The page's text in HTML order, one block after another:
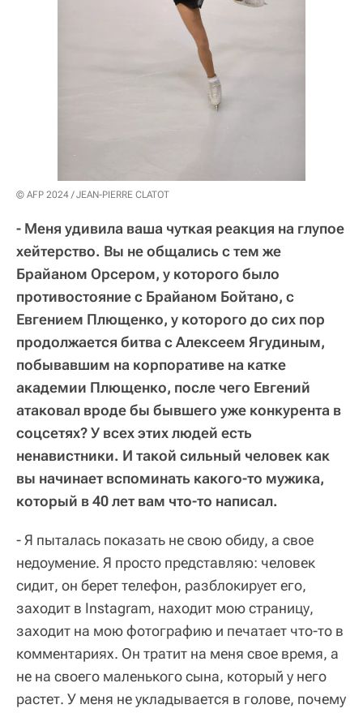
© AFP 2024 / JEAN-PIERRE CLATOT
- Меня удивила ваша чуткая реакция на глупое
хейтерство. Вы не общались с тем же
Брайаном Орсером, у которого было
противостояние с Брайаном Бойтано, с
Евгением Плющенко, у которого до сих пор
продолжается битва с Алексеем Ягудиным,
побывавшим на корпоративе на катке
академии Плющенко, после чего Евгений
атаковал вроде бы бывшего уже конкурента в
соцсетях? У всех этих людей есть
ненавистники. И такой сильный человек как
вы начинает вспоминать какого-то мужика,
который в 40 лет вам что-то написал.
- Я пыталась показать не свою обиду, а свое
недоумение. Я просто представляю: человек
сидит, он берет телефон, разблокирует его,
заходит в Instagram, находит мою страницу,
заходит на мою фотографию и печатает что-то в
комментариях. Он тратит на меня свое время, а
не на своего маленького сына, который у него
растет. У меня не укладывается в голове, почему